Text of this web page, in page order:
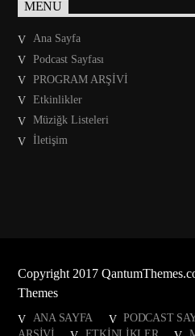
MENU
Ana Sayfa
Podcast Sayfası
PROGRAM ARŞİVİ
Etkinlikler
Müziğk Listeleri
İletişim
Copyright 2017
Themes
ANA SAYFA PODCAST